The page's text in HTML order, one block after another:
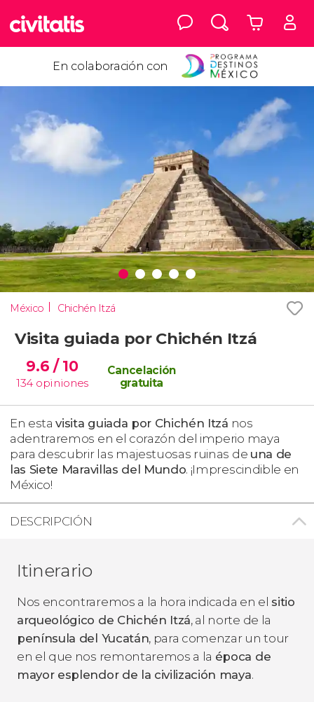
En colaboración con
México Chichén Itzá
Visita guiada por Chichén Itzá
9.6/ 10
134 opiniones
Cancelación
gratuita
En estavisita guiada por Chichén Itzá nos
adentraremos en el corazón del imperio maya
para descubrir las majestuosas ruinas de una de
las Siete Maravillas del Mundo. ¡Imprescindible en
México!
DESCRIPCIÓN
Itinerario
Nos encontraremos a la hora indicada en el sitio
arqueológico de Chichén Itzá, al norte de la
península del Yucatán, para comenzar un tour
en el que nos remontaremos a la época de
mayor esplendor de la civilización maya.